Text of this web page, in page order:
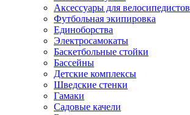
Аксессуары для велосипедистов
Футбольная экипировка
Единоборства
Электросамокаты
Баскетбольные стойки
Бассейны
Детские комплексы
Шведские стенки
Гамаки
Садовые качели